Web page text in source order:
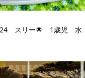
24 スリー🌟 1歳児 水